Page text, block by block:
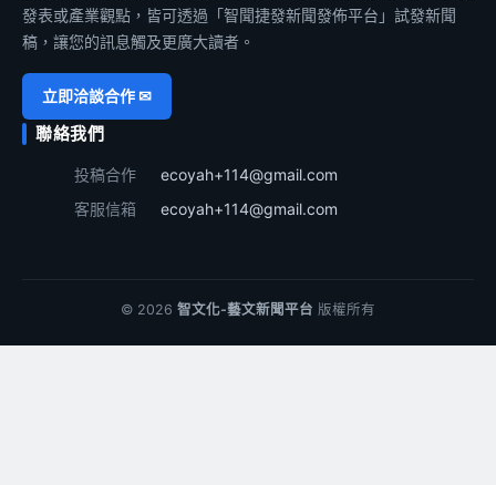
發表或產業觀點，皆可透過「智聞捷發新聞發佈平台」試發新聞
稿，讓您的訊息觸及更廣大讀者。
立即洽談合作 ✉
聯絡我們
投稿合作
ecoyah+114@gmail.com
客服信箱
ecoyah+114@gmail.com
© 2026 智文化-藝文新聞平台 版權所有